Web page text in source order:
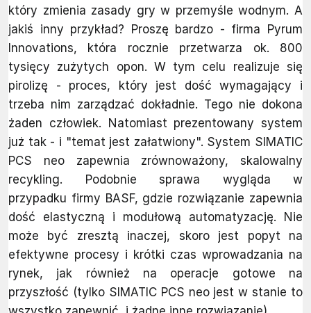
który zmienia zasady gry w przemyśle wodnym. A
jakiś inny przykład? Proszę bardzo - firma Pyrum
Innovations, która rocznie przetwarza ok. 800
tysięcy zużytych opon. W tym celu realizuje się
pirolizę - proces, który jest dość wymagający i
trzeba nim zarządzać dokładnie. Tego nie dokona
żaden człowiek. Natomiast prezentowany system
już tak - i "temat jest załatwiony". System SIMATIC
PCS neo zapewnia zrównoważony, skalowalny
recykling. Podobnie sprawa wygląda w
przypadku firmy BASF, gdzie rozwiązanie zapewnia
dość elastyczną i modułową automatyzację. Nie
może być zresztą inaczej, skoro jest popyt na
efektywne procesy i krótki czas wprowadzania na
rynek, jak również na operacje gotowe na
przyszłość (tylko SIMATIC PCS neo jest w stanie to